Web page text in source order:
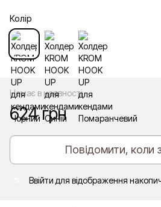
Колір
Немає в наявності
624 грн
Повідомити, коли
Ввійти для відображення